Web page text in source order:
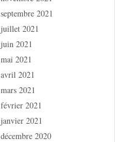
septembre 2021
juillet 2021
juin 2021
mai 2021
avril 2021
mars 2021
février 2021
janvier 2021
décembre 2020